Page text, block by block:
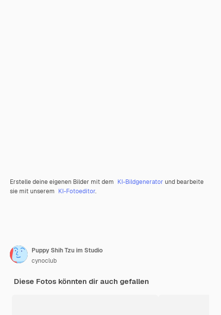
Erstelle deine eigenen Bilder mit dem KI-Bildgenerator und bearbeite
sie mit unserem KI-Fotoeditor.
Puppy Shih Tzu im Studio
cynoclub
Diese Fotos könnten dir auch gefallen